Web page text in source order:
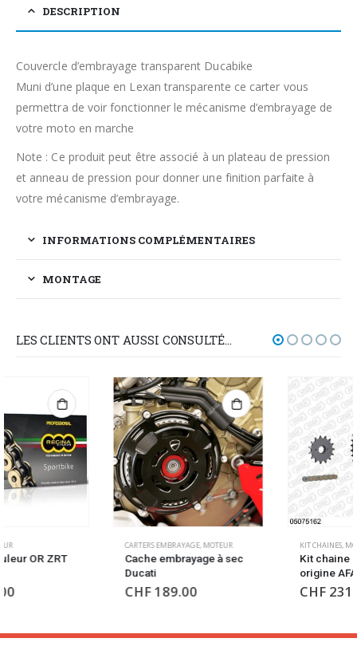
DESCRIPTION
Couvercle d’embrayage transparent Ducabike
Muni d’une plaque en Lexan transparente ce carter vous
permettra de voir fonctionner le mécanisme d’embrayage de
votre moto en marche
Note : Ce produit peut être associé à un plateau de pression
et anneau de pression pour donner une finition parfaite à
votre mécanisme d’embrayage.
INFORMATIONS COMPLÉMENTAIRES
MONTAGE
LES CLIENTS ONT AUSSI CONSULTÉ…
MOTEUR
Cache embrayage à sec
KIT CHAINES
Kit chaine doré type